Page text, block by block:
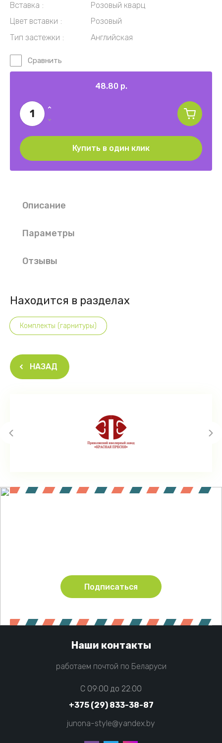
Вставка
Розовый кварц
Цвет вставки
Розовый
Тип застежки
Английская
Сравнить
48.80 р.
Купить в один клик
Описание
Параметры
Отзывы
Находится в разделах
Комплекты (гарнитуры)
НАЗАД
Подписаться
Наши контакты
работаем почтой по Беларуси
C 09:00 до 22:00
+375 (29) 833-38-87
junona-style@yandex.by